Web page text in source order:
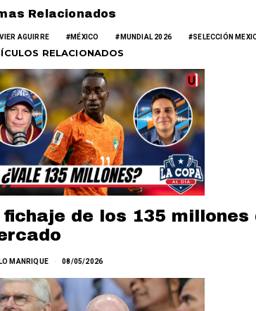
Relacionados
AGUIRRE MÉXICO MUNDIAL 2026 SELECCIÓN
RELACIONADOS
fichaje de los 135 millones
MANRIQUE 08/05/2026